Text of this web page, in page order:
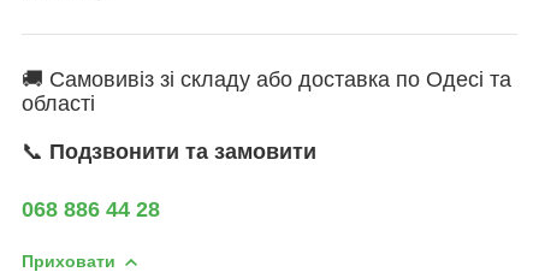
🚚 Самовивіз зі складу або доставка по Одесі та
області
📞 Подзвонити та замовити
068 886 44 28
Приховати